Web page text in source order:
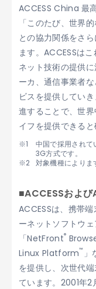
ACCESS China 最
「このたび、世界
との協力関係をさ
ます。ACCESSは
ネット技術の提供
ーカ、通信事業者
ビスを提供してい
進することで、世
イフを提供できる
中国で採用され
3G方式です。
対象機種によりま
■ACCESSおよ
ACCESSは、携帯
ーネットソフトウ
「NetFront®
Linux Platform™ 」
を提供し、次世代
ています。2001年